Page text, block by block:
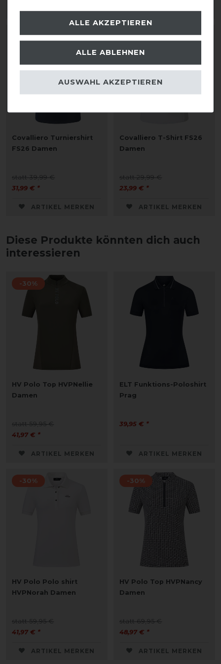
ARTIKEL MERKEN ARTIKEL MERKEN
-20%
Covalliero Turniershirt
FS26 Damen
statt 39,99 €
31,99 € *
ARTIKEL MERKEN
-20%
Covalliero T-Shirt FS26
Damen
statt 29,99 €
23,99 € *
ARTIKEL MERKEN
Diese Produkte könnten dich auch
interessieren
-30%
HV Polo Top HVPNellie
Damen
statt 59,95 €
41,97 € *
ARTIKEL MERKEN
ELT Funktions-Poloshirt
Prag
39,95 € *
ARTIKEL MERKEN
-30%
HV Polo Polo shirt
HVPNorah Damen
statt 59,95 €
41,97 € *
ARTIKEL MERKEN
-30%
HV Polo Top HVPNancy
Damen
statt 69,95 €
48,97 € *
ARTIKEL MERKEN
ALLE AKZEPTIEREN
ALLE ABLEHNEN
AUSWAHL AKZEPTIEREN